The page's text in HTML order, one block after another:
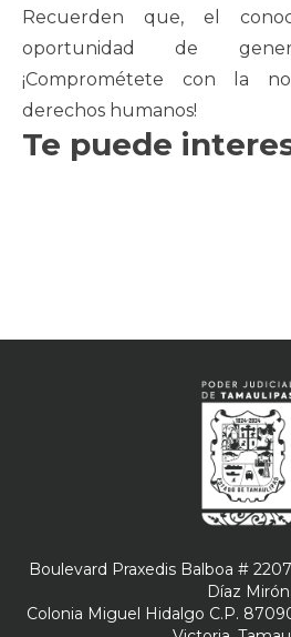
Recuerden que, el
oportunidad de
¡Comprométete con la
derechos humanos!
Te puede
Boulevard Praxedis Balboa #
Díaz Mirón
Colonia Miguel Hidalgo C.P.